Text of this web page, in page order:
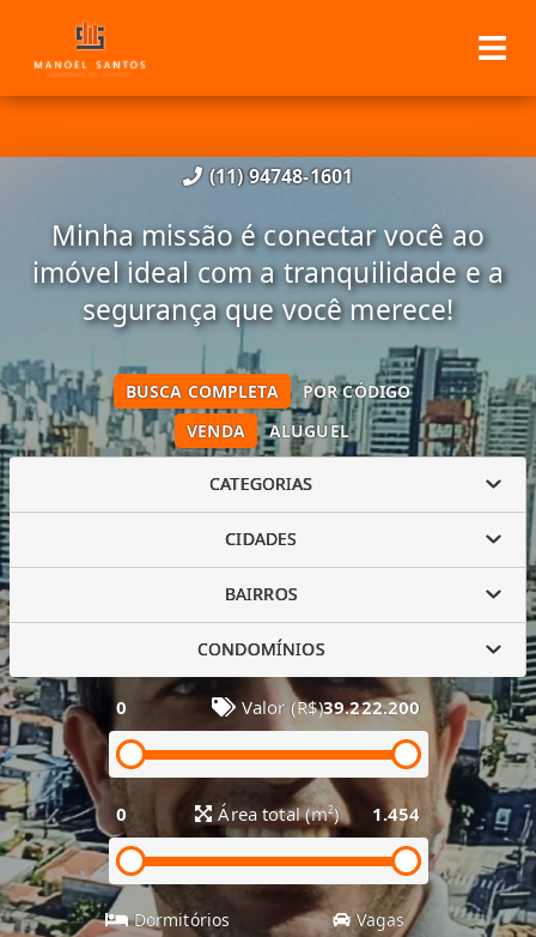
(11) 94748-1601
Minha missão é conectar você ao
imóvel ideal com a tranquilidade e a
segurança que você merece!
VENDA ALUGUEL
BUSCA COMPLETA POR CÓDIGO
CATEGORIAS
CIDADES
BAIRROS
CONDOMÍNIOS
0 Valor (R$)39.222.200
0 Área total (m²) 1.454
Dormitórios Vagas